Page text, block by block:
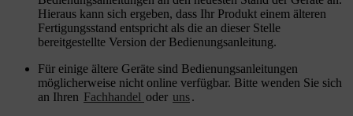
Hieraus kann sich ergeben, dass Ihr Produkt einem älteren
Fertigungsstand entspricht als die an dieser Stelle
bereitgestellte Version der Bedienungsanleitung.
Für einige ältere Geräte sind Bedienungsanleitungen
möglicherweise nicht online verfügbar. Bitte wenden Sie sich
an Ihren Fachhandel oder uns.